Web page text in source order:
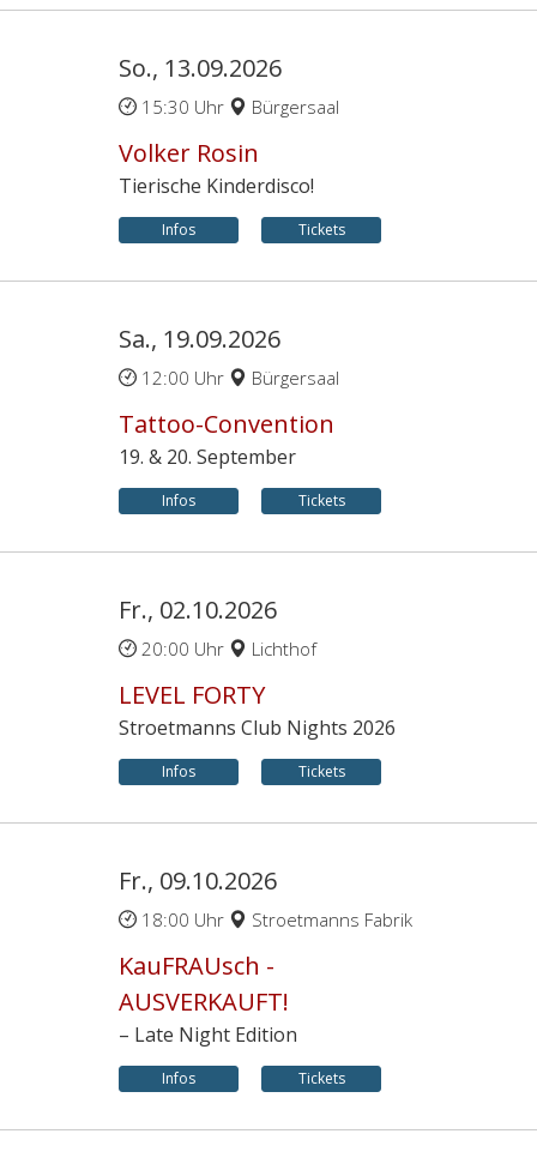
So., 13.09.2026
15:30 Uhr Bürgersaal
Volker Rosin
Tierische Kinderdisco!
Infos Tickets
Sa., 19.09.2026
12:00 Uhr Bürgersaal
Tattoo-Convention
19. & 20. September
Infos Tickets
Fr., 02.10.2026
20:00 Uhr Lichthof
LEVEL FORTY
Stroetmanns Club Nights 2026
Infos Tickets
Fr., 09.10.2026
18:00 Uhr Stroetmanns Fabrik
KauFRAUsch -
AUSVERKAUFT!
– Late Night Edition
Infos Tickets